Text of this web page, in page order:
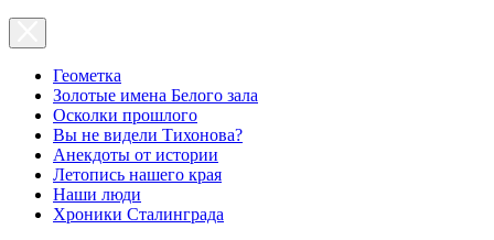
Геометка
Золотые имена Белого зала
Осколки прошлого
Вы не видели Тихонова?
Анекдоты от истории
Летопись нашего края
Наши люди
Хроники Сталинграда